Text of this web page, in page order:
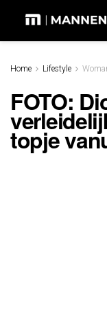
Home Lifestyle
FOTO:
topje